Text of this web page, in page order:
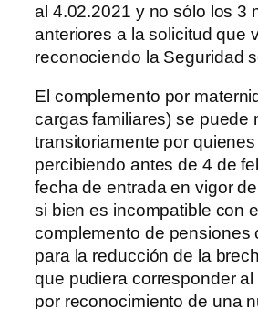
al 4.02.2021 y no sólo los 3
anteriores a la solicitud que
reconociendo la Seguridad
El complemento por
cargas familiares) se puede
transitoriamente por
percibiendo antes de 4 de
fecha de entrada en vigor
si bien es incompatible con
complemento de pensiones
para la reducción de la
que pudiera corresponder al
por reconocimiento de una